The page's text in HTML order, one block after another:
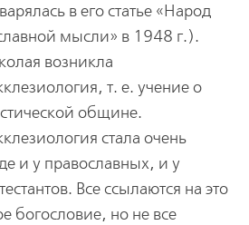
в его статье «Народ
мысли» в 1948 г.).
возникла
т. е. учение о
общине.
стала очень
и у православных, и у
Все ссылаются на это
богословие, но не все